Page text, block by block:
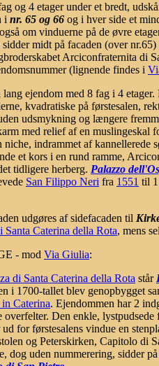
og 4 etager under et bredt,
i nr. 65 og 66 og i hver side et
om vinduerne på de øvre
midt på facaden (over
Arciconfraternita di
(lignende findes i
ejendom med 8 fag i 4
kvadratiske på førstesalen,
udsmykning og længere
med relief af en muslingeskal
niche, indrammet af
et kors i en rund ramme,
tidligere herberg. Palazzo
San Filippo Neri fra 1551 til
udgøres af sidefacaden til
Santa Caterina della Rota, mens
- mod Via Giulia:
di Santa Caterina della Rota står
i 1700-tallet blev genopbygget
Caterina. Ejendommen har 2
Den enkle,
for førstesalens vindue en
og Peterskirken, Capitolo di
dog uden nummerering, sidder